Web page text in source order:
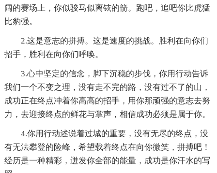
阔的赛场上，你似骏马似离铉的箭。跑吧，追吧你比虎猛
比豹强。
2.这是意志的拼搏。这是速度的挑战。胜利在向你们
招手，胜利在向你们呼唤。
3.心中坚定的信念，脚下沉稳的步伐，你用行动告诉
我们一个不变之理，没有走不完的路，没有过不了的山，
成功正在终点冲着你高高的招手，用你那顽强的意志去努
力，去迎接终点的鲜花与掌声，相信成功必须是属于你。
4.你用行动述说着过城的重要，没有无尽的终点，没
有无法攀登的险峰，希望载着终点在向你微笑，拼搏吧！
经历是一种精彩，迸发你全部的能量，成功是你汗水的写